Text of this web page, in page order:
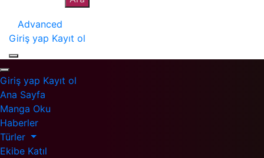
Advanced
Giriş yap Kayıt ol
Giriş yap Kayıt ol
Ana Sayfa
Manga Oku
Haberler
Türler
Ekibe Katıl